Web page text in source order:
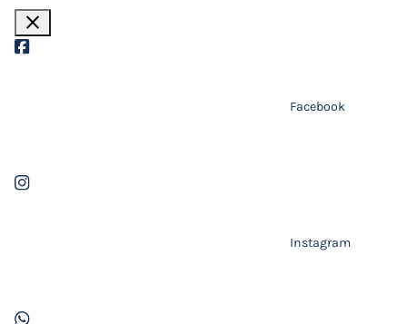
close
Facebook
Instagram